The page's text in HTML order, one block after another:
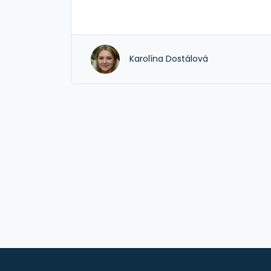
účinné tipy, jak si zpevnit nehty bez
odborné pomoci. Vylepšete své
manikúrní dovednosti snadno a rychle.
Karolína Dostálová